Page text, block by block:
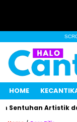
HOME
Artistik dan